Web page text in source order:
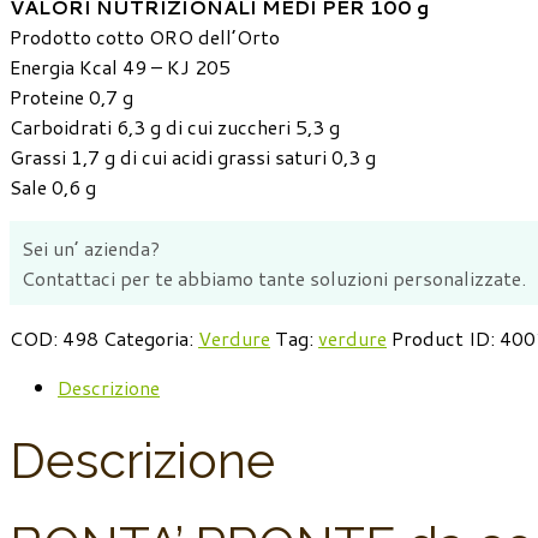
VALORI NUTRIZIONALI MEDI PER 100 g
Prodotto cotto ORO dell’Orto
Energia Kcal 49 – KJ 205
Proteine 0,7 g
Carboidrati 6,3 g di cui zuccheri 5,3 g
Grassi 1,7 g di cui acidi grassi saturi 0,3 g
Sale 0,6 g
Sei un’ azienda?
Contattaci per te abbiamo tante soluzioni personalizzate.
COD: 498 Categoria: Verdure Tag: verdure Product ID:
Descrizione
Descrizione